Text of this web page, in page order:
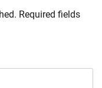
Required fields